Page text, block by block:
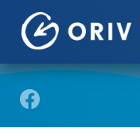
Aller au contenu
Panneau de gestion